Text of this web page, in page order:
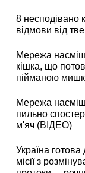
8 несподівано
відмови від
Мережа
кішка, що
пійманою
Мережа
пильно
м'яч (ВІДЕО)
Україна
місії з